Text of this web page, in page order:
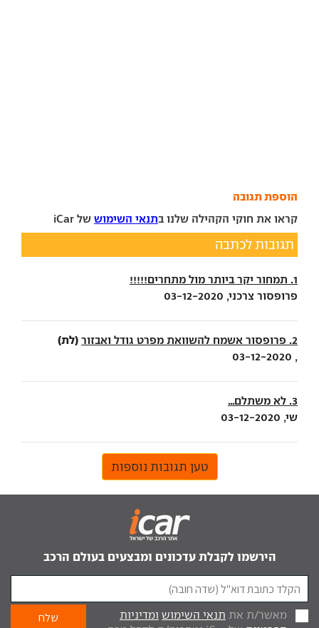
הוספת תגובה
קראו את חוקי הקהילה שלנו בתנאי השימוש של iCar
תגובות לכתבה
1. תמחור יקר ביותר מול מתחרים!!!!!
פרופסור צרכני, 03-12-2020
2. פרופסור אשמח להשוואת מפרט גודל ואבזור (לת)
, 03-12-2020
3. לא משתלם...
שי, 03-12-2020
טען תגובות נוספות
הירשמו לקבלת עדכונים ומבצעים בעולם הרכב
מאשר/ת את תנאי השימוש ומדיניות